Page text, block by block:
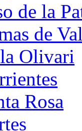
de la
de
Olivari
Rosa